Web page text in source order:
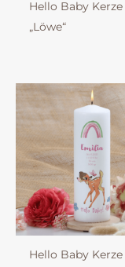
Hello Baby Kerze
„Löwe“
Hello Baby Kerze